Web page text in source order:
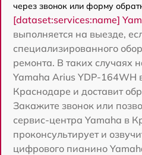
через звонок или форму
[dataset:services:name]
выполняется на выезде,
специализированного
ремонта. В таких случаях
Yamaha Arius YDP-164WH
Краснодаре и доставит
Закажите звонок или
сервис-центра Yamaha в
проконсультирует и
цифрового пианино